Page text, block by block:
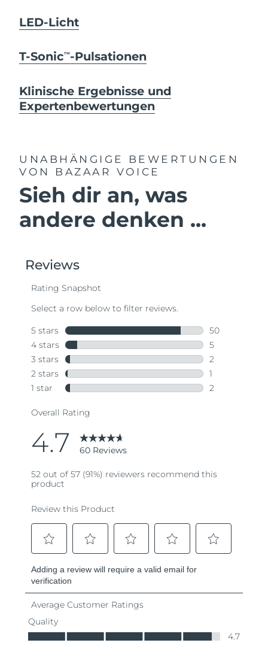
LED-Licht
T-SonicTM -Pulsationen
Klinische Ergebnisse und
Expertenbewertungen
UNABHÄNGIGE BEWERTUNGEN
VON BAZAAR VOICE
Sieh dir an, was
andere denken ...